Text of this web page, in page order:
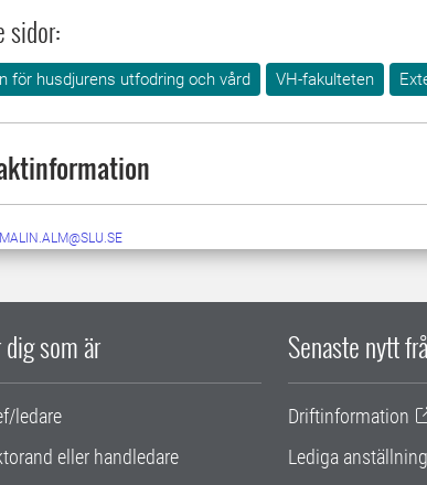
sidor:
för husdjurens utfodring och vård VH-fakulteten
MALIN.ALM@SLU.SE
dig som är
ledare
eller handledare
Senaste nytt
Driftinformation
Lediga